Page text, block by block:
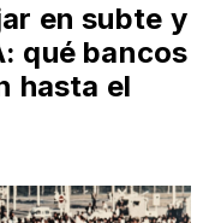
en subte y
qué bancos
hasta el